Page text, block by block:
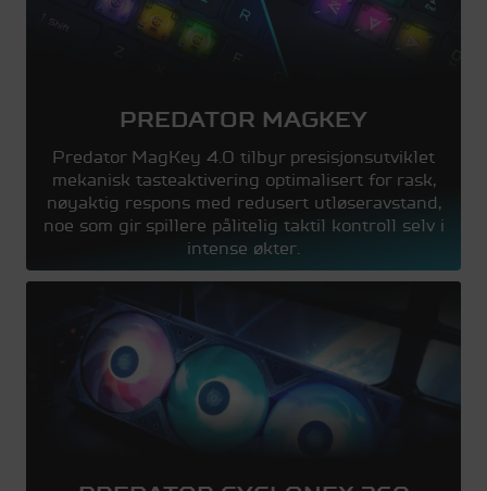
PREDATOR MAGKEY
Predator MagKey 4.0 tilbyr presisjonsutviklet
mekanisk tasteaktivering optimalisert for rask,
nøyaktig respons med redusert utløseravstand,
noe som gir spillere pålitelig taktil kontroll selv i
intense økter.